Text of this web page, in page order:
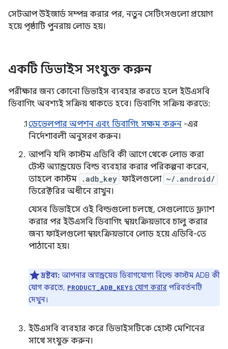
সেটআপ উইজার্ড সম্পন্ন করার পর, নতুন সেটিংসগুলো প্রয়োগ
হয়ে পৃষ্ঠাটি পুনরায় লোড হয়।
একটি ডিভাইস সংযুক্ত করুন
পরীক্ষার জন্য কোনো ডিভাইস ব্যবহার করতে হলে ইউএসবি
ডিবাগিং অবশ্যই সক্রিয় থাকতে হবে। ডিবাগিং সক্রিয় করতে:
ডেভেলপার অপশন এবং ডিবাগিং সক্ষম করুন -এর
নির্দেশাবলী অনুসরণ করুন।
আপনি যদি কাস্টম এডিবি কী আগে থেকে লোড করা
টেস্ট অ্যান্ড্রয়েড বিল্ড ব্যবহার করার পরিকল্পনা করেন,
তাহলে কাস্টম
.adb_key ফাইলগুলো ~/.android/
ডিরেক্টরির অধীনে রাখুন।
যেসব ডিভাইসে ওই বিল্ডগুলো চলছে, সেগুলোতে ফ্ল্যাশ
করার পর ইউএসবি ডিবাগিং স্বয়ংক্রিয়ভাবে চালু করার
জন্য ফাইলগুলো স্বয়ংক্রিয়ভাবে লোড হয়ে এডিবি-তে
পাঠানো হয়।
দ্রষ্টব্য: আপনার অ্যান্ড্রয়েড ডিবাগযোগ্য বিল্ডে কাস্টম ADB কী
যোগ করতে, PRODUCT_ADB_KEYS যোগ করার পরিবর্তনটি
দেখুন।
ইউএসবি ব্যবহার করে ডিভাইসটিকে হোস্ট মেশিনের
সাথে সংযুক্ত করুন।